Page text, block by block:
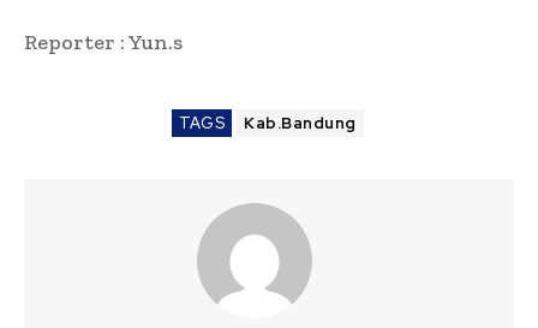
Reporter : Yun.s
TAGS Kab.Bandung